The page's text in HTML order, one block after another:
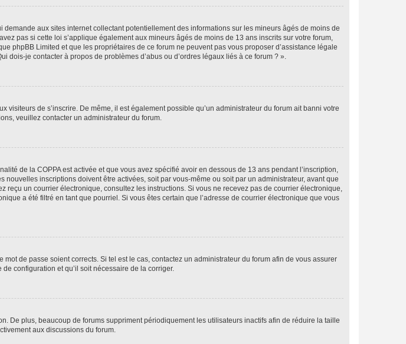
aux sites internet collectant potentiellement des informations sur les mineurs âgés de moins de
pas si cette loi s’applique également aux mineurs âgés de moins de 13 ans inscrits sur votre forum,
phpBB Limited et que les propriétaires de ce forum ne peuvent pas vous proposer d’assistance légale
dois-je contacter à propos de problèmes d’abus ou d’ordres légaux liés à ce forum ? ».
visiteurs de s’inscrire. De même, il est également possible qu’un administrateur du forum ait banni votre
veuillez contacter un administrateur du forum.
de la COPPA est activée et que vous avez spécifié avoir en dessous de 13 ans pendant l’inscription,
inscriptions doivent être activées, soit par vous-même ou soit par un administrateur, avant que
un courrier électronique, consultez les instructions. Si vous ne recevez pas de courrier électronique,
a été filtré en tant que pourriel. Si vous êtes certain que l’adresse de courrier électronique que vous
de passe soient corrects. Si tel est le cas, contactez un administrateur du forum afin de vous assurer
configuration et qu’il soit nécessaire de la corriger.
De plus, beaucoup de forums suppriment périodiquement les utilisateurs inactifs afin de réduire la taille
aux discussions du forum.